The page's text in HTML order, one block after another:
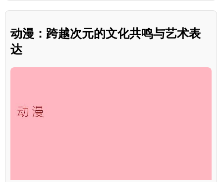
动漫：跨越次元的文化共鸣与艺术表
达